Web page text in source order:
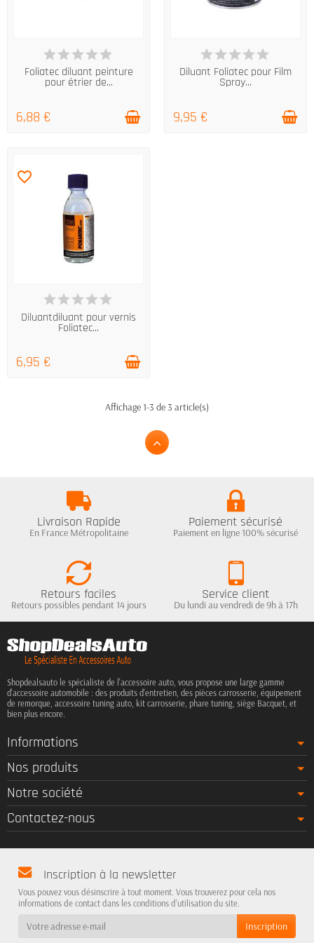
EN STOCK
Foliatec diluant peinture
pour étrier de...
6,88 €
DERNIERS ARTICLES EN STOCK
Diluant Foliatec pour Film
Spray...
9,95 €
EN STOCK
favorite_border
Diluantdiluant pour vernis
Foliatec...
6,95 €
Affichage 1-3 de 3 article(s)
Livraison Rapide
En France Métropolitaine
Paiement sécurisé
Paiement en ligne 100% sécurisé
Retours faciles
Retours possibles pendant 14 jours
Service client
Du lundi au vendredi de 9h à 17h
Shopdealsauto le spécialiste de l'accessoire auto, vous propose une large gamme
d'accessoire automobile : des produits d'entretien, des pièces carrosserie, équipement
de remorque, accessoire tuning auto, kit carrosserie, phare tuning, siège Bacquet, et
bien plus encore.
Informations
Nos produits
Notre société
Contactez-nous
Inscription à la newsletter
Vous pouvez vous désinscrire à tout moment. Vous trouverez pour cela nos
informations de contact dans les conditions d'utilisation du site.